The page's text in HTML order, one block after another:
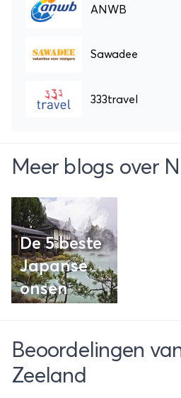
ANWB
Sawadee
333travel
Meer blogs over
De 5 beste
Japanse
onsen
Beoordelingen
Zeeland